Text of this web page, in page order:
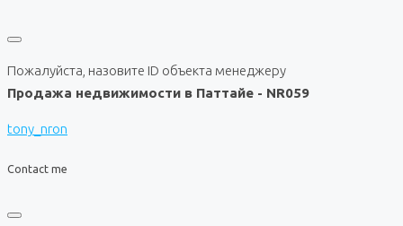
Пожалуйста, назовите ID объекта менеджеру
Продажа недвижимости в Паттайе - NR059
tony_nron
Contact me